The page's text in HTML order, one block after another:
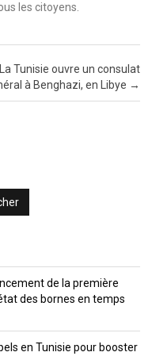
les citoyens.
La Tunisie ouvre un consulat
à Benghazi, en Libye →
de la première
des bornes en temps
en Tunisie pour booster